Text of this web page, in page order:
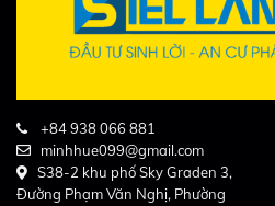
+84 938 066 881
minhhue099@gmail.com
S38-2 khu phố Sky Graden 3,
Đường Phạm Văn Nghị, Phường